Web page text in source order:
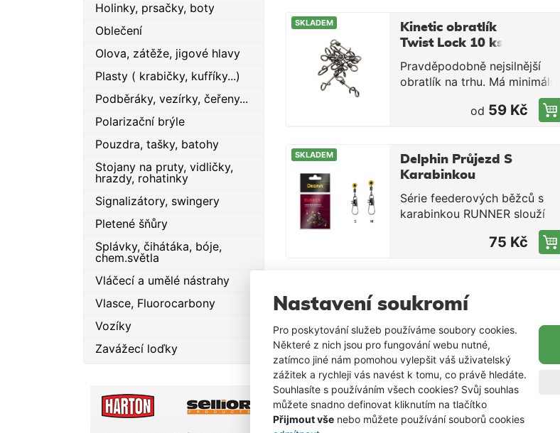
Nastavení soukromí
Pro poskytování služeb používáme soubory cookies.
Některé z nich jsou pro fungování webu nutné,
zatímco jiné nám pomohou vylepšit váš uživatelský
zážitek a rychleji vás navést k tomu, co právě hledáte.
Souhlasíte s používáním všech cookies? Svůj souhlas
můžete snadno definovat kliknutím na tlačítko
Přijmout vše nebo můžete používání souborů cookies
Holinky, prsačky, boty
Oblečení
Olova, zátěže, jigové hlavy
Plasty ( krabičky, kufříky...)
Podběráky, vezírky, čeřeny...
Polarizační brýle
Pouzdra, tašky, batohy
Stojany na pruty, vidličky,
hrazdy, rohatinky
Signalizátory, swingery
Pletené šňůry
Splávky, čihátáka, bóje,
chem.světla
Vláčecí a umělé nástrahy
Vlasce, Fluorocarbony
Vozíky
Zavážecí loďky
rybářské techniky.
SKLADEM
Kinetic obratlík
Twist Lock 10 ks
Pravděpodobně nejsilnější
obratlík na trhu. Má minimální
tření, kroucení vlasce a velice
snadno rotuje i pod velkým
Černá barva Parametry:
Velikost #1, nosnost 10 kg
od 59 Kč
SKLADEM
Delphin Průjezd S
Karabinkou
Runner vel. M 10
ks
Série feederových běžců s
karabinkou RUNNER slouží
jako příslušenství pro výrobu
koncových sestav, kterou
RUNNER slouží ke snadnému
připevnění feederových
košíků ke kmenovému vlasci.
Na výběr je několik velikostí.
75 Kč